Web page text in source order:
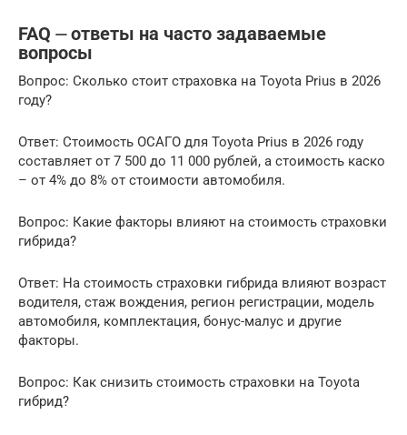
FAQ ⏤ ответы на часто задаваемые
вопросы
Вопрос: Сколько стоит страховка на Toyota Prius в 2026
году?
Ответ: Стоимость ОСАГО для Toyota Prius в 2026 году
составляет от 7 500 до 11 000 рублей, а стоимость каско
– от 4% до 8% от стоимости автомобиля.
Вопрос: Какие факторы влияют на стоимость страховки
гибрида?
Ответ: На стоимость страховки гибрида влияют возраст
водителя, стаж вождения, регион регистрации, модель
автомобиля, комплектация, бонус-малус и другие
факторы.
Вопрос: Как снизить стоимость страховки на Toyota
гибрид?